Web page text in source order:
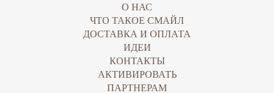
О НАС
ЧТО ТАКОЕ СМАЙЛ
ДОСТАВКА И ОПЛАТА
ИДЕИ
КОНТАКТЫ
АКТИВИРОВАТЬ
ПАРТНЕРАМ